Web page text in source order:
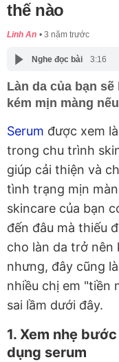
thế nào
Linh An 3 năm trước
Nghe đọc bài 3:16
Làn da của bạn
kém mịn màng
Serum được xem
trong chu trình
giúp cải thiện và
tình trạng mịn
skincare của bạn
đến đâu mà thiếu
cho làn da trở nên
nhưng, đây cũng
nhiều chị em "tiền
sai lầm dưới đây.
1. Xem nhẹ
dụng serum